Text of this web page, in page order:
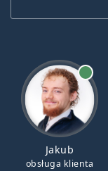
Jakub
obsługa klienta